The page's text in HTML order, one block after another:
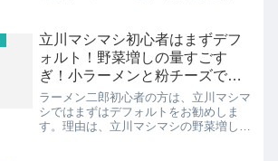
ねー。見出し1.市ヶ谷ラーメン表裏のあ
んかけDXラーメンは唐...
立川マシマシ初心者はまずデフ
ォルト！野菜増しの量すごす
ぎ！小ラーメンと粉チーズで
850円！
ラーメン二郎初心者の方は、立川マシマ
シではまずはデフォルトをお勧めしま
す。理由は、立川マシマシの野菜増しの